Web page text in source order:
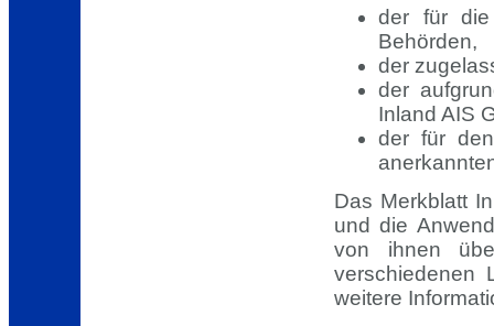
der für die
Behörden,
der
der
Inland AIS
der für
Das Merkblatt
und die
von ihnen
verschiedenen
weitere